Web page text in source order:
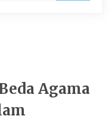
Agama